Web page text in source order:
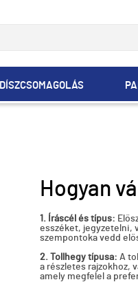
DÍSZCSOMAGOLÁS
Hogyan
1. Íráscél és típus:
esszéket, jegyzetelni,
szempontoka vedd
2. Tollhegy típusa: A
a részletes rajzokhoz,
amely megfelel a